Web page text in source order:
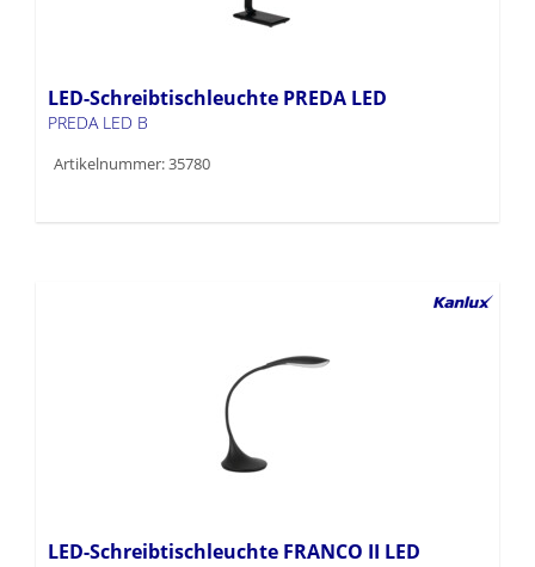
LED-Schreibtischleuchte PREDA LED
PREDA LED B
Artikelnummer: 35780
LED-Schreibtischleuchte FRANCO II LED